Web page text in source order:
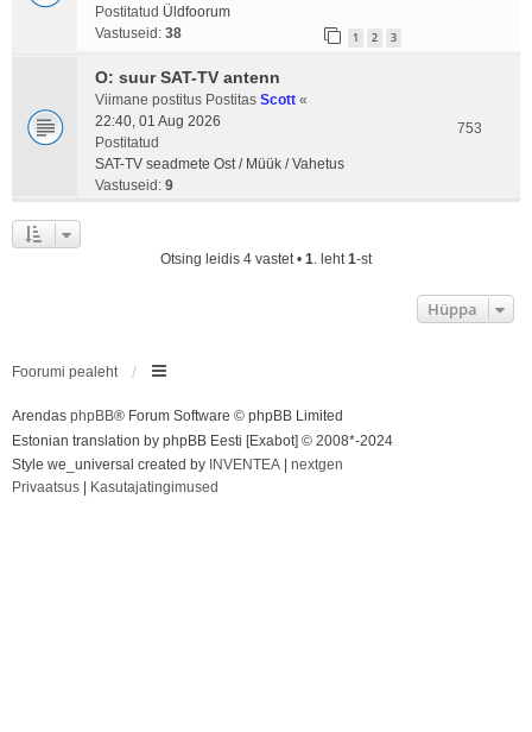
Postitatud Üldfoorum
Vastuseid: 38 1 2 3
O: suur SAT-TV antenn
Viimane postitus Postitas Scott «
22:40, 01 Aug 2026
Postitatud
SAT-TV seadmete Ost / Müük / Vahetus
Vastuseid: 9
753
Otsing leidis 4 vastet • 1. leht1-st
Hüppa
Foorumi pealeht
Arendas phpBB® Forum Software © phpBB Limited
Estonian translation by phpBB Eesti [Exabot] © 2008*-2024
Style we_universal created by INVENTEA
nextgen
Privaatsus
Kasutajatingimused